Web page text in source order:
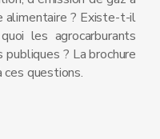
alimentaire ? Existe-t-il
les agrocarburants
? La brochure
questions.